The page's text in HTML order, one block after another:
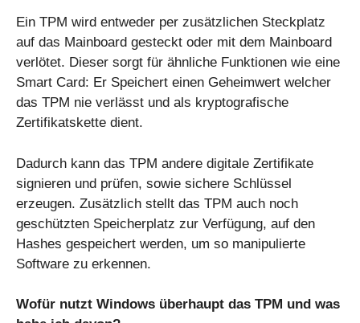
Ein TPM wird entweder per zusätzlichen Steckplatz
auf das Mainboard gesteckt oder mit dem Mainboard
verlötet. Dieser sorgt für ähnliche Funktionen wie eine
Smart Card: Er Speichert einen Geheimwert welcher
das TPM nie verlässt und als kryptografische
Zertifikatskette dient.
Dadurch kann das TPM andere digitale Zertifikate
signieren und prüfen, sowie sichere Schlüssel
erzeugen. Zusätzlich stellt das TPM auch noch
geschützten Speicherplatz zur Verfügung, auf den
Hashes gespeichert werden, um so manipulierte
Software zu erkennen.
Wofür nutzt Windows überhaupt das TPM und was